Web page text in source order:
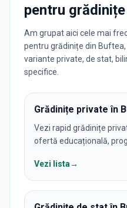
pentru grădinițe
Am grupat aici cele mai
pentru grădinițe din
variante private, de stat,
specifice.
Grădinițe private în
Vezi rapid grădinițe
ofertă educațională,
Vezi lista→